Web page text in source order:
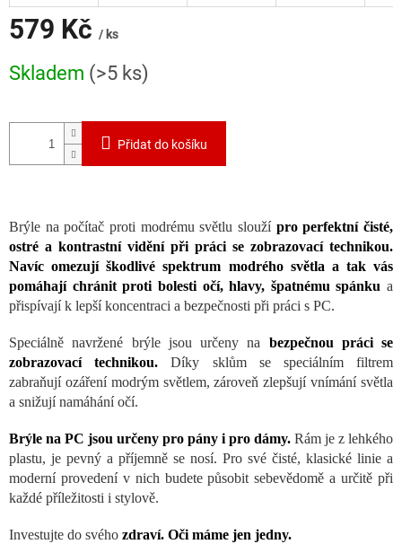
579 Kč / ks
cena:
Skladem (>5 ks)
Přidat do košíku
Brýle na počítač proti modrému světlu slouží pro perfektní čisté,
ostré a kontrastní vidění při práci se zobrazovací technikou.
Navíc omezují škodlivé spektrum modrého světla a tak vás
pomáhají chránit proti bolesti očí, hlavy, špatnému spánku a
přispívají k lepší koncentraci a bezpečnosti při práci s PC.
Speciálně navržené brýle jsou určeny na bezpečnou práci se
zobrazovací technikou. Díky sklům se speciálním filtrem
zabraňují ozáření modrým světlem, zároveň zlepšují vnímání světla
a snižují namáhání očí.
Brýle na PC jsou určeny pro pány i pro dámy. Rám je z lehkého
plastu, je pevný a příjemně se nosí. Pro své čisté, klasické linie a
moderní provedení v nich budete působit sebevědomě a určitě při
každé příležitosti i stylově.
Investujte do svého zdraví. Oči máme jen jedny.